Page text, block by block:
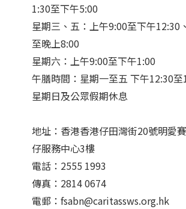
1:30至下午5:00
星期三、五：上午9:00至下午12:30
至晚上8:00
星期六：上午9:00至下午1:00
午膳時間：星期一至五 下午12:30至
星期日及公眾假期休息
地址：香港香港仔田灣街20號明愛
仔服務中心3樓
電話：2555 1993
傳真：2814 0674
電郵：fsabn@caritassws.org.hk